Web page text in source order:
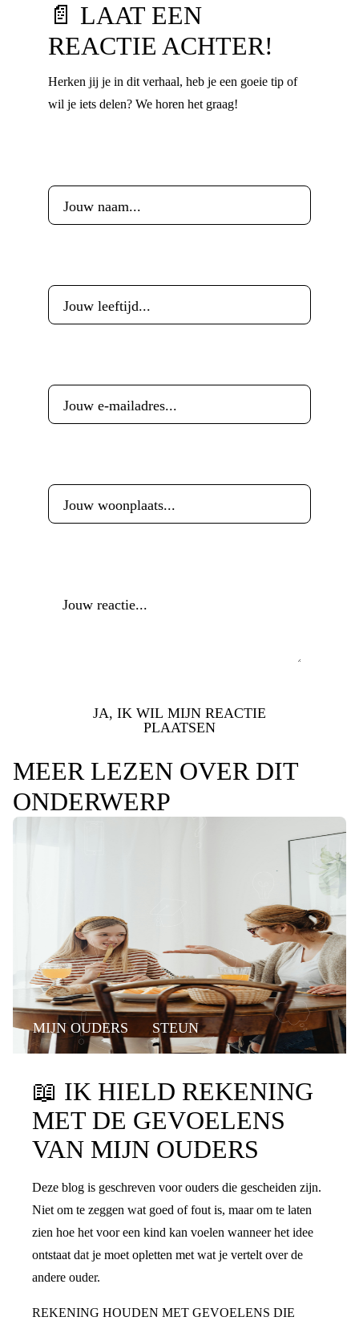
📄 LAAT EEN
REACTIE ACHTER!
Herken jij je in dit verhaal, heb je een goeie tip of
wil je iets delen? We horen het graag!
JA, IK WIL MIJN REACTIE
PLAATSEN
MEER LEZEN OVER DIT
ONDERWERP
MIJN OUDERS STEUN
📖 IK HIELD REKENING
MET DE GEVOELENS
VAN MIJN OUDERS
Deze blog is geschreven voor ouders die gescheiden zijn.
Niet om te zeggen wat goed of fout is, maar om te laten
zien hoe het voor een kind kan voelen wanneer het idee
ontstaat dat je moet opletten met wat je vertelt over de
andere ouder.
REKENING HOUDEN MET GEVOELENS DIE